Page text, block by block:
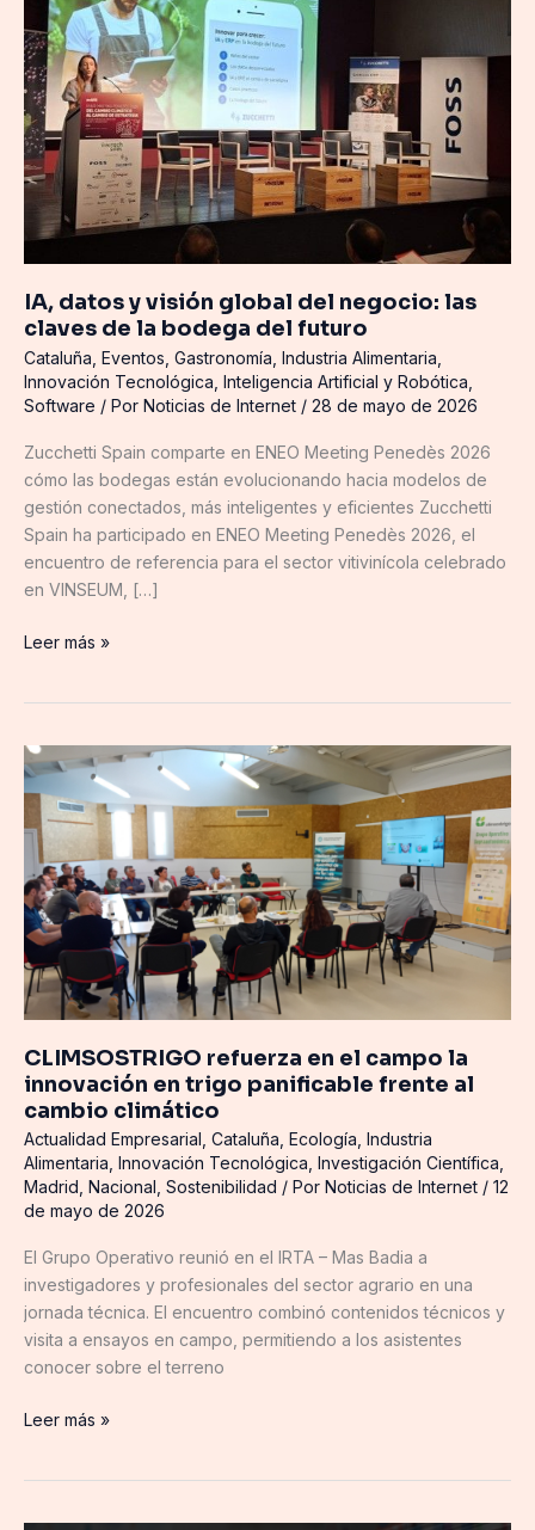
IA, datos y visión global del negocio: las
claves de la bodega del futuro
Cataluña Eventos Gastronomía Industria Alimentaria
Innovación Tecnológica Inteligencia Artificial y Robótica
Software / Por Noticias de Internet / 28 de mayo de 2026
Zucchetti Spain comparte en ENEO Meeting Penedès 2026
cómo las bodegas están evolucionando hacia modelos de
gestión conectados, más inteligentes y eficientes Zucchetti
Spain ha participado en ENEO Meeting Penedès 2026, el
encuentro de referencia para el sector vitivinícola celebrado
en VINSEUM, […]
visión
global
del
negocio:
las
claves
futuro
Leer más »
CLIMSOSTRIGO refuerza en el campo la
innovación en trigo panificable frente al
cambio climático
Actualidad Empresarial Cataluña Ecología Industria
Alimentaria Innovación Tecnológica Investigación Científica
Madrid Nacional Sostenibilidad / Por Noticias de Internet / 12
de mayo de 2026
El Grupo Operativo reunió en el IRTA – Mas Badia a
investigadores y profesionales del sector agrario en una
jornada técnica. El encuentro combinó contenidos técnicos y
visita a ensayos en campo, permitiendo a los asistentes
conocer sobre el terreno
CLIMSOSTRIGO
refuerza
el
campo
la
innovación
en
trigo
panificable
al
cambio
climático
Leer más »